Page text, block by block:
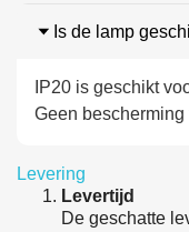
Is de lamp
IP20 is geschikt
Geen bescherming
Levering
Levertijd
De geschatte